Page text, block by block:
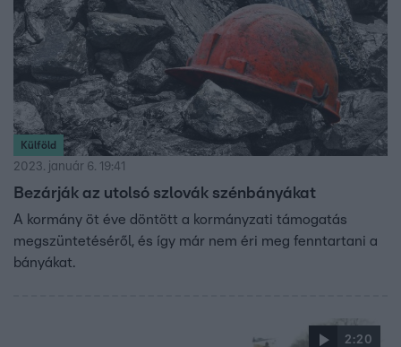
Külföld
2023. január 6. 19:41
Bezárják az utolsó szlovák szénbányákat
A kormány öt éve döntött a kormányzati támogatás
megszüntetéséről, és így már nem éri meg fenntartani a
bányákat.
2:20